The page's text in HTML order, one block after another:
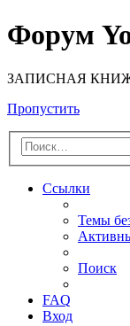
Форум
ЗАПИСНАЯ
Пропустить
Ссылки
Темы
Поиск
FAQ
Вход